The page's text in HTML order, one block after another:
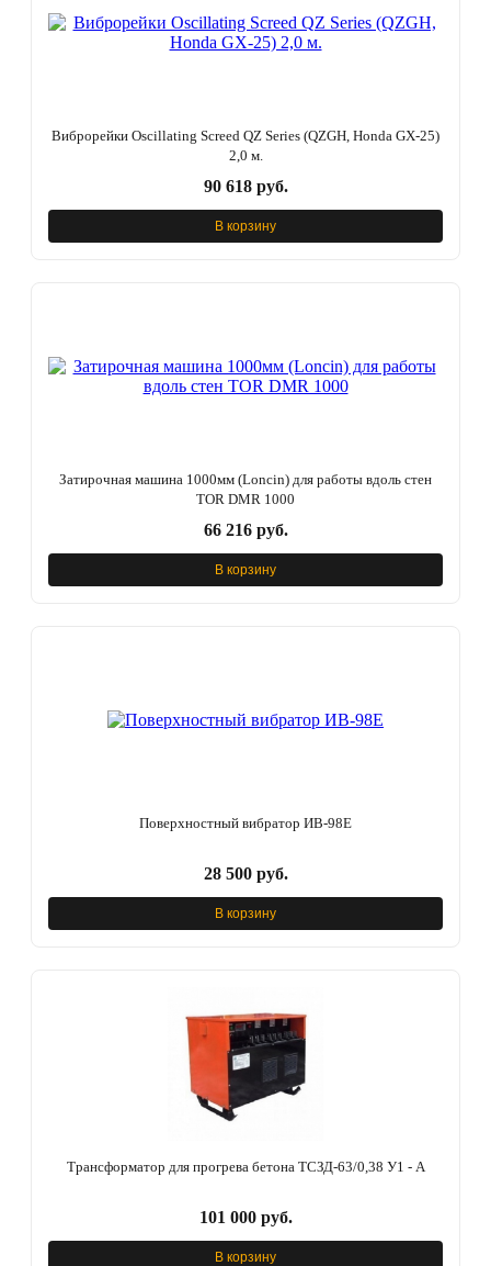
Виброрейки Oscillating Screed QZ Series (QZGH, Honda GX-25)
2,0 м.
90 618 руб.
В корзину
Затирочная машина 1000мм (Loncin) для работы вдоль стен
TOR DMR 1000
66 216 руб.
В корзину
Поверхностный вибратор ИВ-98Е
28 500 руб.
В корзину
Трансформатор для прогрева бетона ТСЗД-63/0,38 У1 - А
101 000 руб.
В корзину